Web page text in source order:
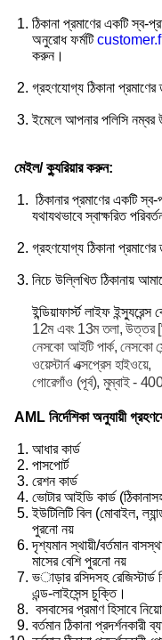
ঠিকানা প্রমাণের একটি স্ব-
অনুরোধ ফর্মটি
করুন।
গ্রহণযোগ্য ঠিকানা
ইমেলে আপনার পলিসি
মেইল/ ক্যুরিয়ার করুন:
ঠিকানার প্রমাণের একটি
যথাযথভাবে স্বাক্ষরিত
গ্রহণযোগ্য ঠিকানা
নিচে উল্লিখিত ঠিকানায়
ইন্ডিয়াফার্স্ট লাইফ ইন্স্যুরেন্স
12ম এবং 13ম তলা, উত্তর
নেসকো আইটি পার্ক, নেসকো
ওয়েস্টার্ন এক্সপ্রেস হাইওয়ে,
গোরেগাঁও (পূর্ব), মুম্বাই -
AML নির্দেশিকা অনুযায়ী
আধার কার্ড
পাসপোর্ট
রেশন কার্ড
ভোটার আইডি কার্ড
ইউটিলিটি বিল (মোবাইল,
পুরনো নয়
দৃশ্যমান স্থায়ী/বর্তমান
মাসের বেশি পুরনো নয়
ভাড়ার রসিদসহ রেজিস্টার্ড
এন্ড-লাইসেন্স চুক্তি।
বসবাসের প্রমাণ হিসাবে
বর্তমান ঠিকানা প্রদর্শনকারী